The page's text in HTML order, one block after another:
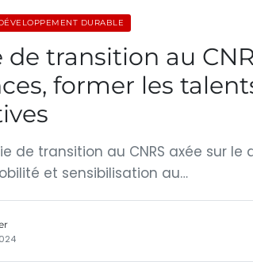
DURABLE
transition au
former les
de transition au CNRS axée sur
et sensibilisation au…